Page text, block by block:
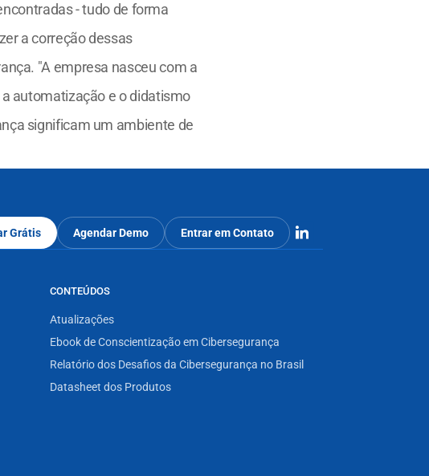
- tudo de forma
a correção dessas
"A empresa nasceu com a
automatização e o didatismo
significam um ambiente de
Grátis Agendar Demo Entrar em Contato
CONTEÚDOS
Atualizações
Ebook de Conscientização em Cibersegurança
Relatório dos Desafios da Cibersegurança no Brasil
Datasheet dos Produtos